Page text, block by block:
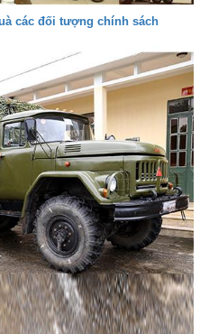
các đối tượng chính sách